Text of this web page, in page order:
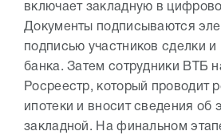
включает закладную в
Документы подписываются
подписью участников сделки и
банка. Затем сотрудники ВТБ
Росреестр, который проводит
ипотеки и вносит сведения об
закладной. На финальном